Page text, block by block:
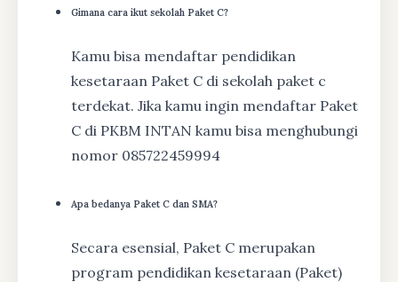
Gimana cara ikut sekolah Paket C?
Kamu bisa mendaftar pendidikan
kesetaraan Paket C di sekolah paket c
terdekat. Jika kamu ingin mendaftar Paket
C di PKBM INTAN kamu bisa menghubungi
nomor 085722459994
Apa bedanya Paket C dan SMA?
Secara esensial, Paket C merupakan
program pendidikan kesetaraan (Paket)